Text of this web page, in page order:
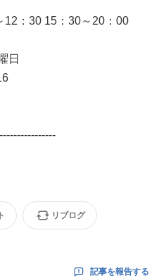
：30 15：30～20：00
日
リブログ
記事を報告する